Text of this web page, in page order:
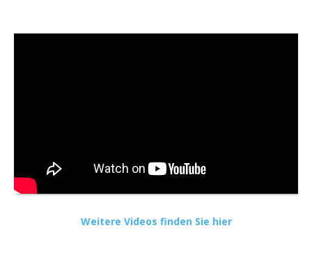
Weitere Videos finden Sie hier